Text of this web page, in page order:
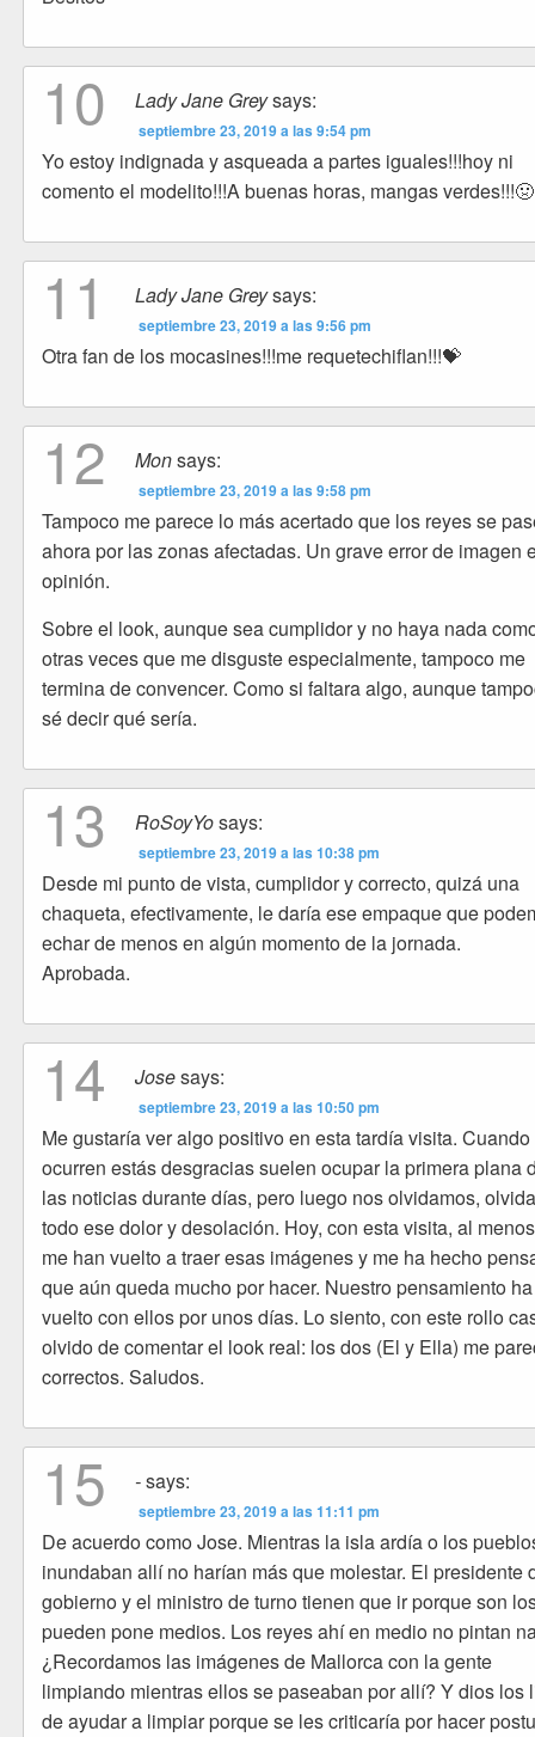
10 Lady Jane Greysays:
septiembre 23, 2019 a las 9:54 pm
Yo estoy indignada y asqueada a partes iguales!!!hoy ni
comento el modelito!!!A buenas horas, mangas
11 Lady Jane Greysays:
septiembre 23, 2019 a las 9:56 pm
Otra fan de los mocasines!!!me requetechiflan!!!💝
12 Monsays:
septiembre 23, 2019 a las 9:58 pm
Tampoco me parece lo más acertado que los reyes se
ahora por las zonas afectadas. Un grave error de imagen
opinión.
Sobre el look, aunque sea cumplidor y no haya nada
otras veces que me disguste especialmente, tampoco me
termina de convencer. Como si faltara algo, aunque
sé decir qué sería.
13 RoSoyYosays:
septiembre 23, 2019 a las 10:38 pm
Desde mi punto de vista, cumplidor y correcto, quizá una
chaqueta, efectivamente, le daría ese empaque que
echar de menos en algún momento de la jornada.
Aprobada.
14 Josesays:
septiembre 23, 2019 a las 10:50 pm
Me gustaría ver algo positivo en esta tardía visita. Cuando
ocurren estás desgracias suelen ocupar la primera plana
las noticias durante días, pero luego nos olvidamos,
todo ese dolor y desolación. Hoy, con esta visita, al
me han vuelto a traer esas imágenes y me ha hecho
que aún queda mucho por hacer. Nuestro pensamiento ha
vuelto con ellos por unos días. Lo siento, con este rollo
olvido de comentar el look real: los dos (El y Ella) me
correctos. Saludos.
15 -says:
septiembre 23, 2019 a las 11:11 pm
De acuerdo como Jose. Mientras la isla ardía o los
inundaban allí no harían más que molestar. El presidente
gobierno y el ministro de turno tienen que ir porque son
pueden pone medios. Los reyes ahí en medio no pintan
¿Recordamos las imágenes de Mallorca con la gente
limpiando mientras ellos se paseaban por allí? Y dios los
de ayudar a limpiar porque se les criticaría por hacer